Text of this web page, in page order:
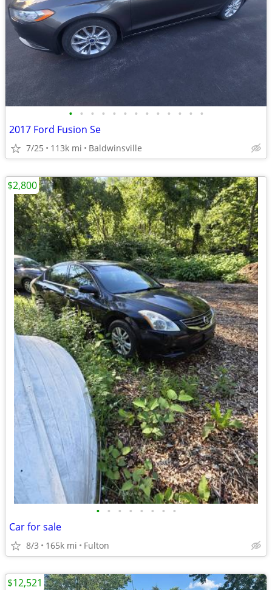
• • • • • • • • • • • • •
2017 Ford Fusion Se
7/25 113k mi Baldwinsville
• • • • • • • •
Car for sale
8/3 165k mi Fulton
$2,800
$12,521